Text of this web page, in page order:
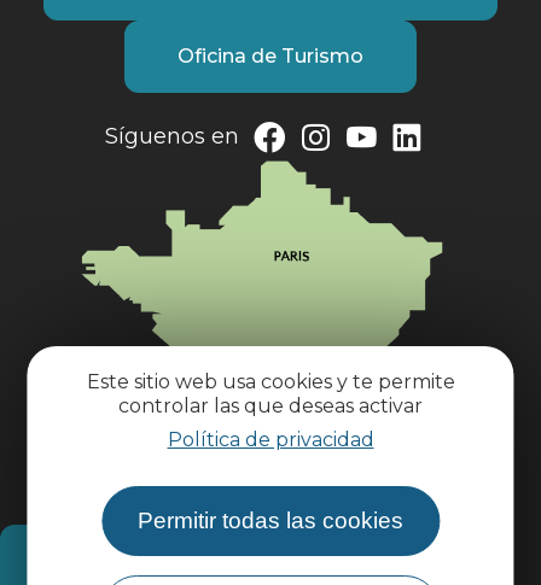
Este sitio web usa cookies y te permite
controlar las que deseas activar
Política de privacidad
Permitir todas las cookies
Oficina de Turismo
Síguenos en
¿Cómo llegar?